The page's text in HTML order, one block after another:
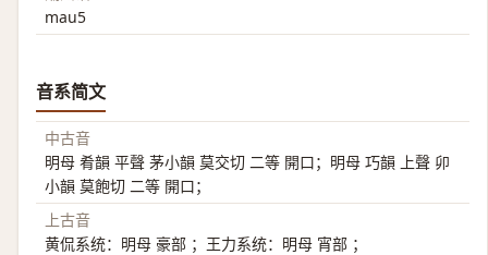
mau5
音系简文
中古音
明母 肴韻 平聲 茅小韻 莫交切 二等 開口；明母 巧韻 上聲 卯
小韻 莫飽切 二等 開口；
上古音
黄侃系统：明母 豪部 ；王力系统：明母 宵部 ；